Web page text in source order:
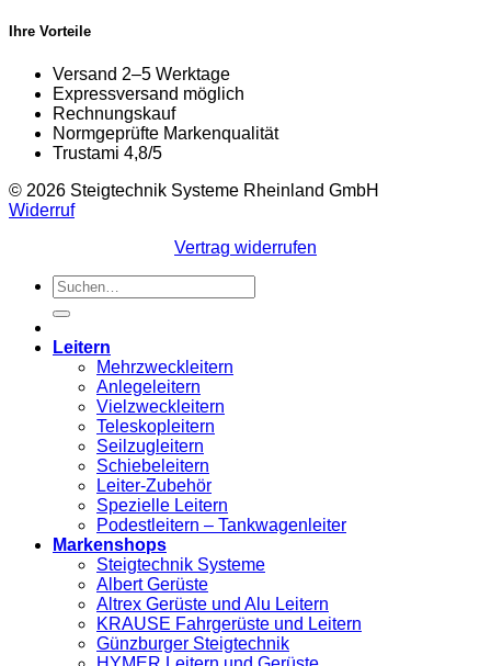
Ihre Vorteile
Versand 2–5 Werktage
Expressversand möglich
Rechnungskauf
Normgeprüfte Markenqualität
Trustami 4,8/5
© 2026 Steigtechnik Systeme Rheinland GmbH
Widerruf
Vertrag widerrufen
Suchen
nach:
Leitern
Mehrzweckleitern
Anlegeleitern
Vielzweckleitern
Teleskopleitern
Seilzugleitern
Schiebeleitern
Leiter-Zubehör
Spezielle Leitern
Podestleitern – Tankwagenleiter
Markenshops
Steigtechnik Systeme
Albert Gerüste
Altrex Gerüste und Alu Leitern
KRAUSE Fahrgerüste und Leitern
Günzburger Steigtechnik